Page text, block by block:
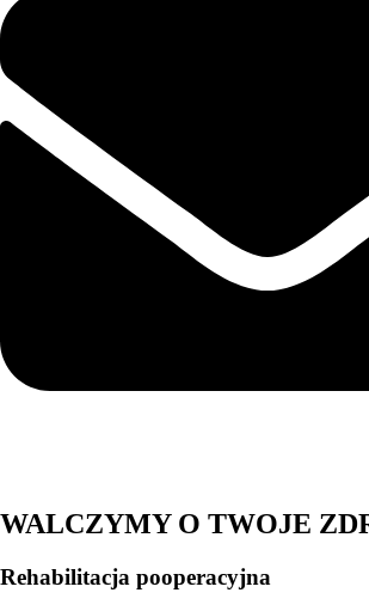
WALCZYMY O TWOJE
Rehabilitacja pooperacyjna